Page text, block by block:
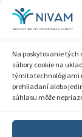
Na poskytovanie tých
súbory cookie na
týmito technológiami
prehliadaní alebo
súhlasu môže
IČO: 00164348
DIČ: 2020798714